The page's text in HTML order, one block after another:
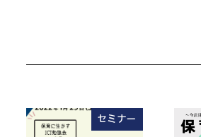
セミナー